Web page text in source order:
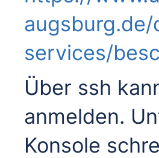
services/
Über ssh
anmelden.
Konsole